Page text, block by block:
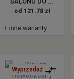
od 121.78 zł
+ inne warianty
Wyprzedaż